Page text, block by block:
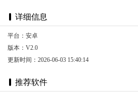
详细信息
平台：安卓
版本：V2.0
更新时间：2026-06-03 15:40:14
推荐软件